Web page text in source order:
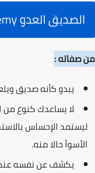
الصديق العدو Frenemy
من صفاته :
يبدو كأنه صديق
لا يساعدك كنوع من
ليستمد الإحساس
الأسوأ حالا منه.
يكشف عن نفسه